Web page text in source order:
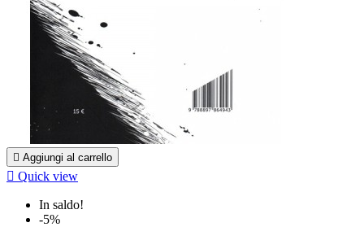
 Aggiungi al carrello
 Quick view
In saldo!
-5%